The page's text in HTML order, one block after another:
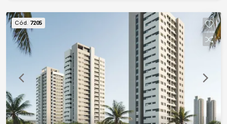
vagas de garagem (gaveta) Condomínio possui
salão de festas. Depósito. Academia.
Brinquedoteca. Playground. O condomínio possui
portaria virtual 24hs, câmeras de monitoramento,
2 elevadores. Próximo a grande concentração de
comércio, escolas, bancos, postos de
combustíveis e facilidade de acesso a todas as
regiões da cidade.
Cód. 7205